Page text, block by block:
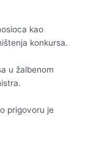
kao
konkursa.
u žalbenom
prigovoru je